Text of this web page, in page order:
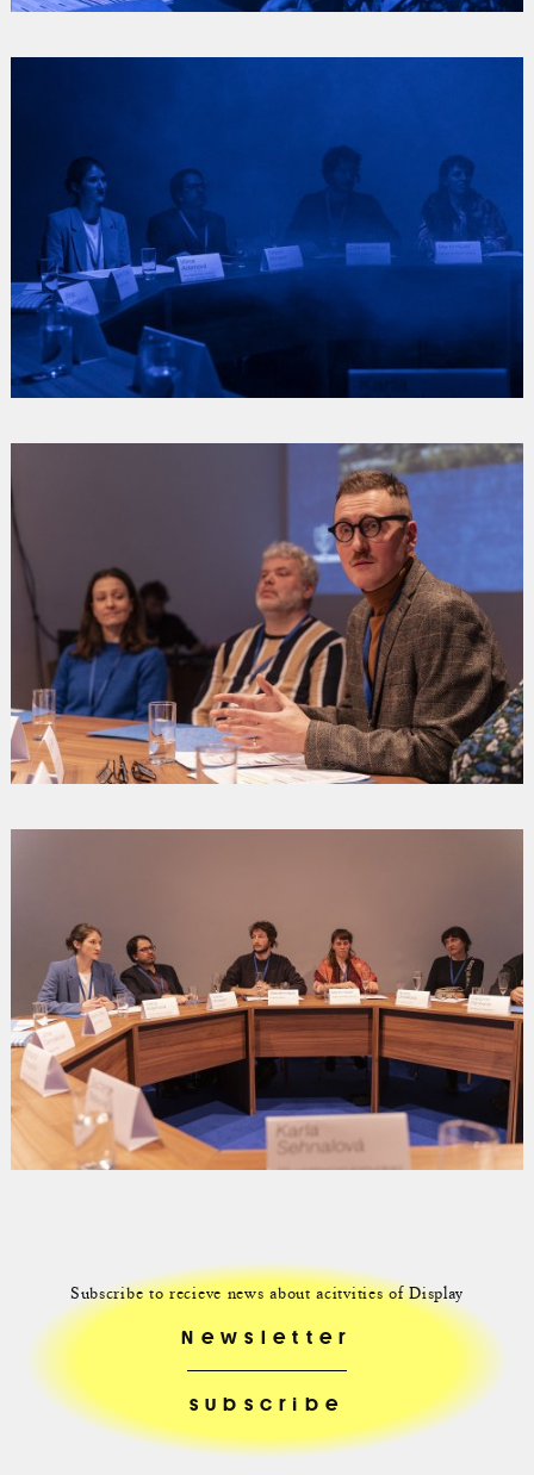
Subscribe to recieve news about acitvities of Display
Newsletter